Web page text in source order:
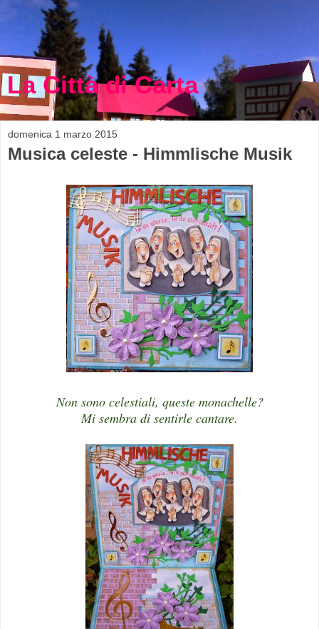
La Città di Carta
domenica 1 marzo 2015
Musica celeste - Himmlische Musik
Non sono celestiali, queste monachelle?
Mi sembra di sentirle cantare.